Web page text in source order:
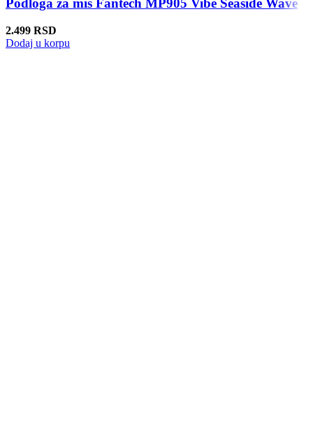
Podloga za mis Fantech MP905 Vibe Seaside Wave
2.499 RSD
Dodaj u korpu